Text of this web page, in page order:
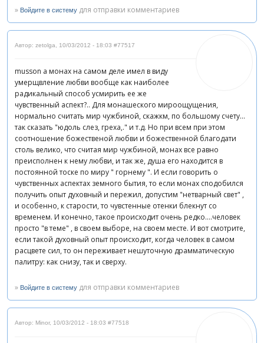
» Войдите в систему для отправки комментариев
Автор: zetolga 10/03/2012 - 18:03 #77517
musson а монах на самом деле имел в виду
умерщвление любви вообще как наиболее
радикальный способ усмирить ее же
чувственный аспект?.. Для монашеского мироощущения,
нормально считать мир чужбиной, скажкм, по большому счету...
так сказать "юдоль слез, греха,." и т.д. Но при всем при этом
соотношение божественой любви и божественной благодати
столь велико, что считая мир чужбиной, монах все равно
преисполнен к нему любви, и так же, душа его находится в
постоянной тоске по миру " горнему ". И если говорить о
чувственных аспектах земного бытия, то если монах сподобился
получить опыт духовный и пережил, допустим "нетварный свет" ,
и особенно, к старости, то чувстенные отенки блекнут со
временем. И конечно, такое происходит очень редко....человек
просто "в теме" , в своем выборе, на своем месте. И вот смотрите,
если такой духовный опыт происходит, когда человек в самом
расцвете сил, то он переживает нешуточную драмматическую
палитру: как снизу, так и сверху.
» Войдите в систему для отправки комментариев
Автор: Minor, 10/03/2012 - 18:03 #77518